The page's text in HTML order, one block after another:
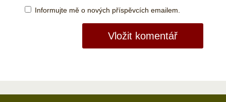
Informujte mě o nových příspěvcích emailem.